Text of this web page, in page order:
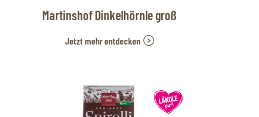
Martinshof Dinkelhörnle groß
Jetzt mehr entdecken